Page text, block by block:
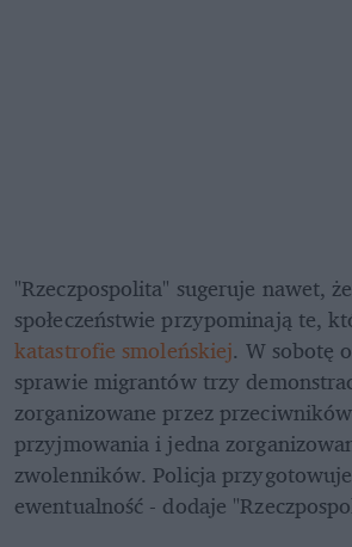
"Rzeczpospolita" sugeruje nawet,
katastrofie smoleńskiej. W sobotę
sprawie migrantów trzy
zorganizowane przez
przyjmowania i jedna
zwolenników. Policja
ewentualność - dodaje